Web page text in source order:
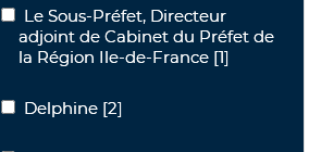
Le Sous-Préfet, Directeur adjoint de
Le Sous-Préfet, Directeur
adjoint de Cabinet du Préfet de
la Région Ile-de-France [1]
Delphine
Delphine [2]